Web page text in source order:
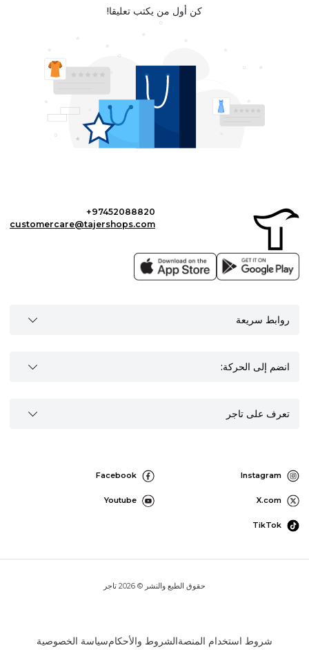
كن أول من يكتب تعليقا!
+97452088820
customercare@tajershops.com
روابط سريعة
انضم إلى الحركة:
تعرف على تاجر
Instagram
Facebook
X.com
Youtube
TikTok
حقوق الطبع والنشر © 2026 تاجر
شروط استخدام المنصةالشروط والأحكامسياسة الخصوصية